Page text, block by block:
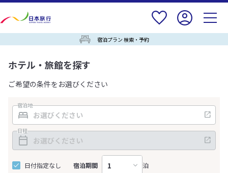
宿泊プラン 検索・予約
ホテル・旅館を探す
ご希望の条件をお選びください
宿泊地
日程
日付指定なし 宿泊期間 泊